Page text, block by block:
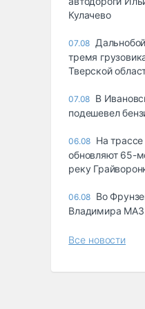
Кулачево
07.08
тремя
Тверской
07.08 В
подешевел
06.08 На
обновляют 65-
реку
06.08 Во
Владимира МАЗ
Все новости